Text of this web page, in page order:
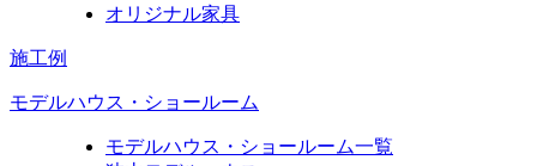
オリジナル家具
施工例
モデルハウス・ショールーム
モデルハウス・ショールーム一覧